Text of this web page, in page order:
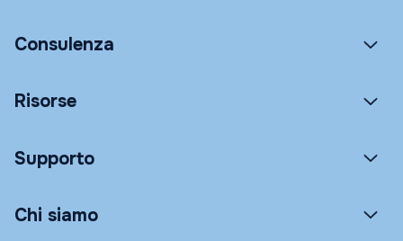
Consulenza
Risorse
Supporto
Chi siamo